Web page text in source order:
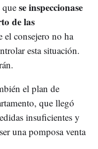
que se inspeccionase
de las
el consejero no ha
esta situación.
el plan de
que llegó
insuficientes y
una pomposa venta